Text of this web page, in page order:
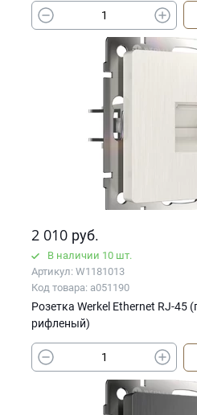
2 010 руб.
В наличии 10 шт.
Артикул: W1181013
Код товара: a051190
Розетка Werkel Ethernet RJ-45
рифленый)